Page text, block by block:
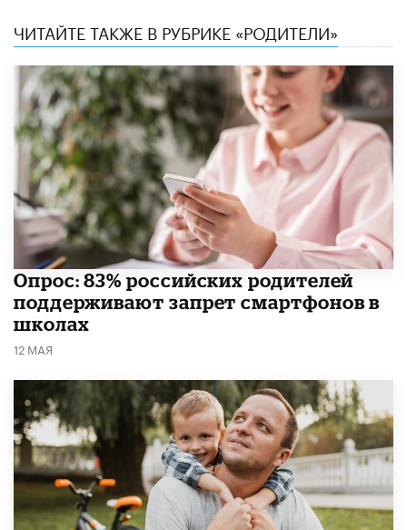
ЧИТАЙТЕ ТАКЖЕ В РУБРИКЕ «РОДИТЕЛИ»
Опрос: 83% российских родителей
поддерживают запрет смартфонов в
школах
12 МАЯ